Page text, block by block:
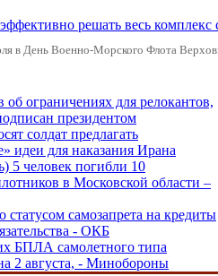
решать весь комплекс
в День Военно-Морского Флота
об ограничениях для релокантов,
президентом
солдат предлагать
идеи для наказания Ирана
5 человек погибли 10
в Московской области –
статусом самозапрета на кредиты
- ОКБ
БПЛА самолетного типа
2 августа, - Минобороны